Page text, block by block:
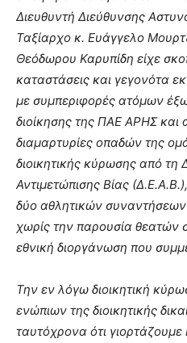
Διευθυντή Διεύθυνσης
Ταξίαρχο κ. Ευάγγελο
Θεόδωρου Καρυπίδη είχε
καταστάσεις και γεγονότα
με συμπεριφορές ατόμων
διοίκησης της ΠΑΕ ΑΡΗΣ
διαμαρτυρίες οπαδών της
διοικητικής κύρωσης από τη
Αντιμετώπισης Βίας
δύο αθλητικών
χωρίς την παρουσία θεατών
εθνική διοργάνωση που
Την εν λόγω διοικητική
ενώπιων της διοικητικής
ταυτόχρονα ότι